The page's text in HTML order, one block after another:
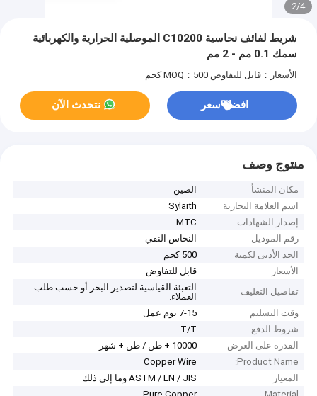
2/4
شريط لفائف نحاسية C10200 الموصلية الحرارية والكهربائية
سمك 0.1 مم - 2 مم
الأسعار：قابل للتفاوض MOQ：500 كجم
افضل سعر نتحدث الآن
منتوج وصف
مكان المنشأ
الصين
اسم العلامة التجارية
Sylaith
إصدار الشهادات
MTC
رقم الموديل
النحاس النقي
الحد الأدنى لكمية
500 كجم
الأسعار
قابل للتفاوض
تفاصيل التغليف
التعبئة القياسية لتصدير البحر أو حسب طلب
العملاء.
وقت التسليم
7-15 يوم عمل
شروط الدفع
T/T
القدرة على العرض
10000 + طن / طن + شهر
Product Name:
Copper Wire
المعيار
ASTM / EN / JIS وما إلى ذلك